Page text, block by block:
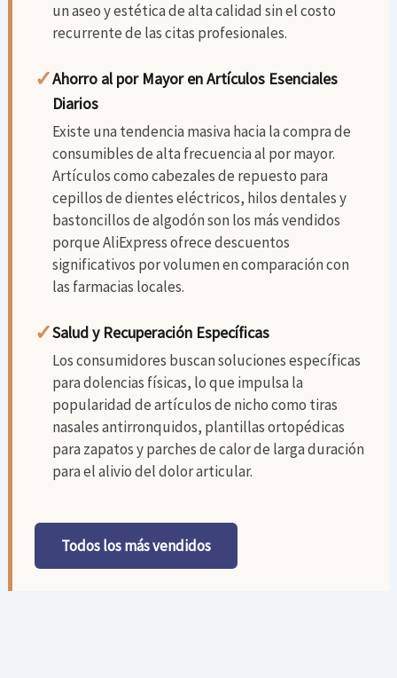
un aseo y estética de alta calidad sin el costo
recurrente de las citas profesionales.
✓Ahorro al por Mayor en Artículos Esenciales
Diarios
Existe una tendencia masiva hacia la compra de
consumibles de alta frecuencia al por mayor.
Artículos como cabezales de repuesto para
cepillos de dientes eléctricos, hilos dentales y
bastoncillos de algodón son los más vendidos
porque AliExpress ofrece descuentos
significativos por volumen en comparación con
las farmacias locales.
✓Salud y Recuperación Específicas
Los consumidores buscan soluciones específicas
para dolencias físicas, lo que impulsa la
popularidad de artículos de nicho como tiras
nasales antirronquidos, plantillas ortopédicas
para zapatos y parches de calor de larga duración
para el alivio del dolor articular.
Todos los más vendidos